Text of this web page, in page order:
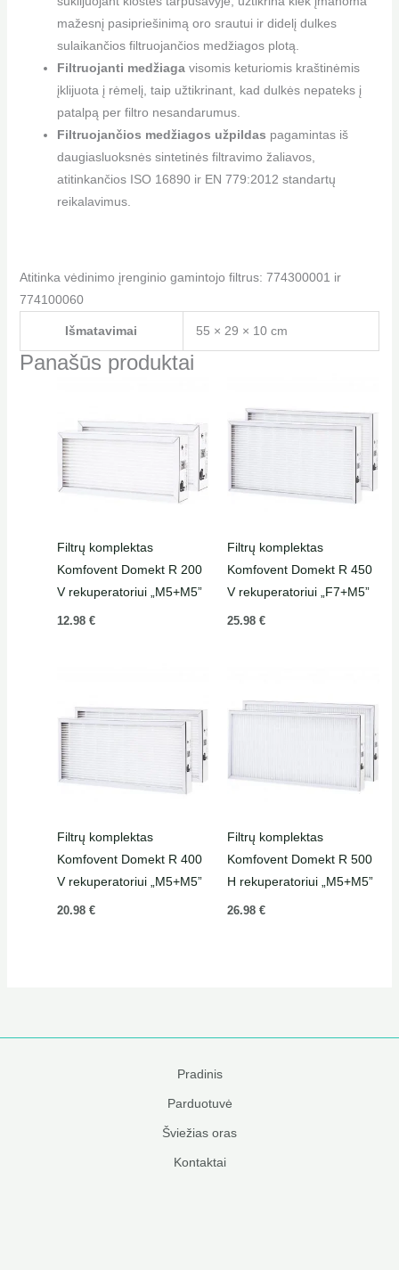
mažesnį pasipriešinimą oro srautui ir didelį dulkes
sulaikančios filtruojančios medžiagos plotą.
Filtruojanti medžiagavisomis keturiomis kraštinėmis
įklijuota į rėmelį, taip užtikrinant, kad dulkės nepateks į
patalpą per filtro nesandarumus.
Filtruojančios medžiagos užpildas pagamintas iš
daugiasluoksnės sintetinės filtravimo žaliavos,
atitinkančios ISO 16890 ir EN 779:2012 standartų
reikalavimus.
Atitinka vėdinimo įrenginio gamintojo filtrus: 774300001 ir
774100060
Išmatavimai 55 × 29 × 10 cm
Panašūs produktai
Filtrų komplektas
Komfovent Domekt R 200
V rekuperatoriui „M5+M5”
12.98 €
Filtrų komplektas
Komfovent Domekt R 450
V rekuperatoriui „F7+M5”
25.98 €
Filtrų komplektas
Komfovent Domekt R 400
V rekuperatoriui „M5+M5”
20.98 €
Filtrų komplektas
Komfovent Domekt R 500
H rekuperatoriui „M5+M5”
26.98 €
Pradinis
Parduotuvė
Šviežias oras
Kontaktai